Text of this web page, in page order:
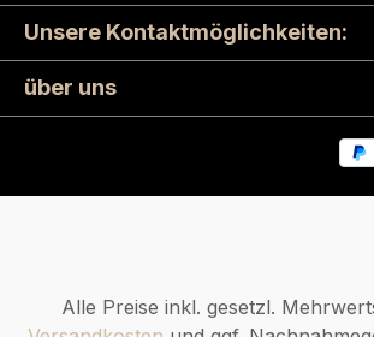
Unsere Kontaktmöglichkeiten:
über uns
Alle Preise inkl. gesetzl.